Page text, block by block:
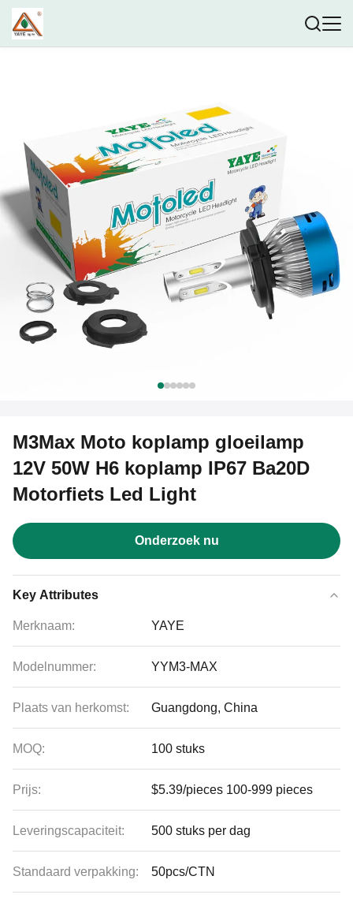
M3Max Moto koplamp gloeilamp
12V 50W H6 koplamp IP67 Ba20D
Motorfiets Led Light
Onderzoek nu
Key Attributes
Merknaam: YAYE
Modelnummer: YYM3-MAX
Plaats van herkomst: Guangdong, China
MOQ: 100 stuks
Prijs: $5.39/pieces 100-999 pieces
Leveringscapaciteit: 500 stuks per dag
Standaard verpakking: 50pcs/CTN